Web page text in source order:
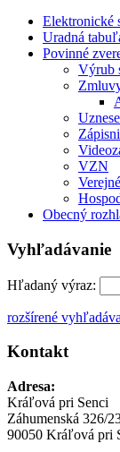
Elektronické
Uradná
Povinné
Výrub
VZN
Obecný
Vyhľadávanie
Hľadaný výraz:
rozšírené
Kontakt
Adresa:
Kráľová pri Senci
Záhumenská 326/
90050 Kráľová pri